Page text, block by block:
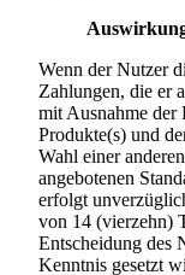
Wenn der Nutzer
Zahlungen, die er
mit Ausnahme der
Produkte(s) und
Wahl einer
angebotenen
erfolgt
von 14 (vierzehn)
Entscheidung des
Kenntnis gesetzt